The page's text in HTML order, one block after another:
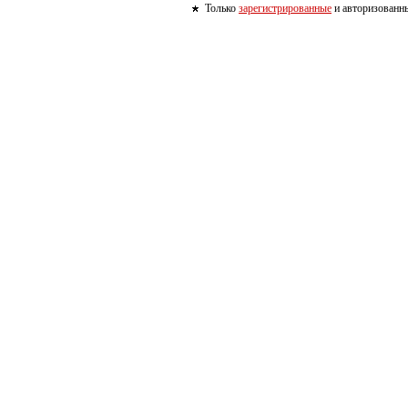
Только зарегистрированные и